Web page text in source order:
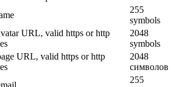
255
symbols
URL, valid https or http
2048
symbols
URL, valid https or http
2048
символов
255